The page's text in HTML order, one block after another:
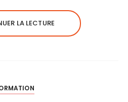
LA LECTURE